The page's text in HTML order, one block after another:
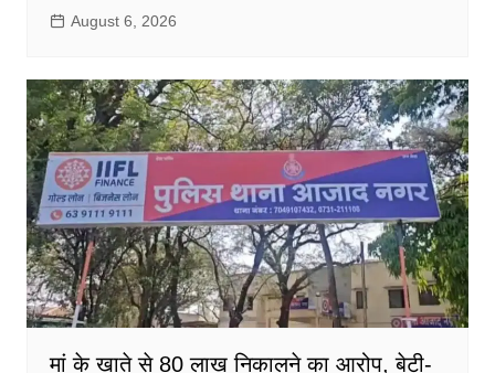
August 6, 2026
मां के खाते से 80 लाख निकालने का आरोप, बेटी-